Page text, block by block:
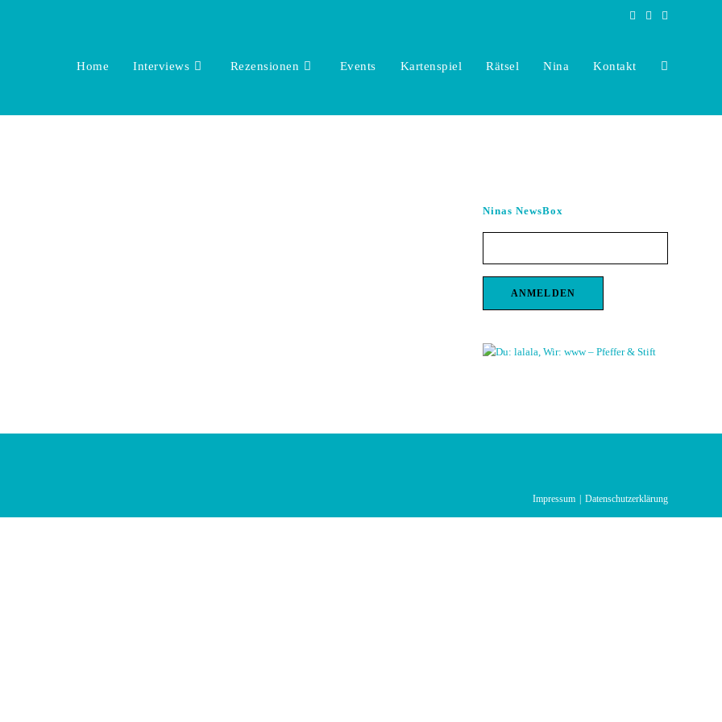
Home Interviews Rezensionen Events Kartenspiel Rätsel Nina Kontakt Toggle
search
Ninas NewsBox
Impressum Datenschutzerklärung